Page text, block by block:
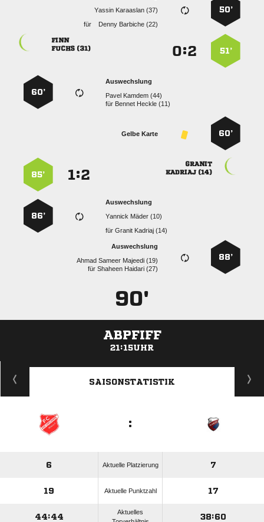
50’
  
für
  
51’
:

 
Auswechslung
  
für   
60’
60’
Gelbe Karte

 
:
85’
Auswechslung
  
für  
86’
88’
Auswechslung
   
für  
90'
ABPFIFF
21:15UHR
ANZEIGE
SAISONSTATISTIK
:
6 Aktuelle Platzierung 7
19 Aktuelle Punktzahl 17
44:44
Aktuelles
38:60